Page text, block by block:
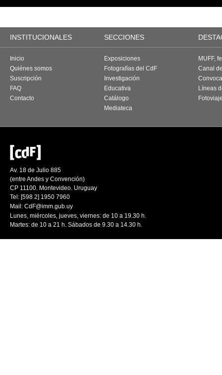
INSTITUCIONALES SECCIONES
Inicio
Quiénes somos
Suscripción
FAQ
Contacto
Exposiciones
Fotografías del CdF
Investigación
Educativa
Catálogo
Mediateca
MUFF,
Canal
Líneas
Av. 18 de Julio 885
(entre Andes y Convención)
CP 11100. Montevideo. Uruguay
Tel: [598 2] 1950 7960
Mail: CdF@imm.gub.uy
Lunes, miércoles, jueves, viernes: de 10 a 19.30 h.
Martes: de 10 a 21 h. Sábados de 9.30 a 14.30 h.